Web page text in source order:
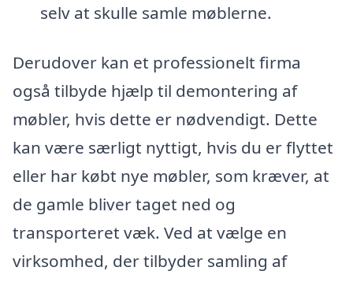
selv at skulle samle møblerne.
Derudover kan et professionelt firma
også tilbyde hjælp til demontering af
møbler, hvis dette er nødvendigt. Dette
kan være særligt nyttigt, hvis du er flyttet
eller har købt nye møbler, som kræver, at
de gamle bliver taget ned og
transporteret væk. Ved at vælge en
virksomhed, der tilbyder samling af